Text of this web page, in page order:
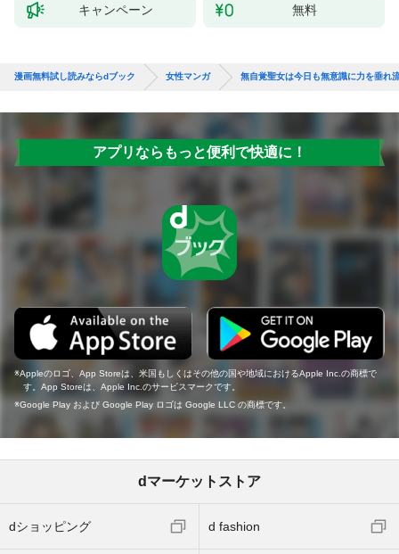
キャンペーン 無料
漫画無料試し読みならdブック 女性マンガ 無自覚聖女は今日も無意識に力を垂
アプリならもっと便利で快適に！
Appleのロゴ、App Storeは、米国もしくはその他の国や地域におけるApple Inc.の商標で
す。App Storeは、Apple Inc.のサービスマークです。
Google Play および Google Play ロゴは Google LLC の商標です。
dマーケットストア
dショッピング d fashion